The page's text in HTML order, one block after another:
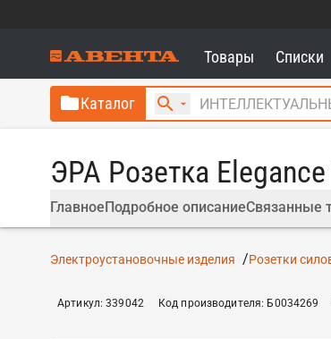
Товары Списки
Каталог
ЭРА Розетка
ГлавноеПодробное описаниеСвязанные
Электроустановочные изделия Розетки
Артикул:339042 Код производителя: Б0034269